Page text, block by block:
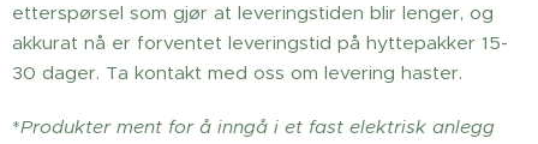
etterspørsel som gjør at leveringstiden blir lenger, og
akkurat nå er forventet leveringstid på hyttepakker 15-
30 dager. Ta kontakt med oss om levering haster.
*Produkter ment for å inngå i et fast elektrisk anlegg